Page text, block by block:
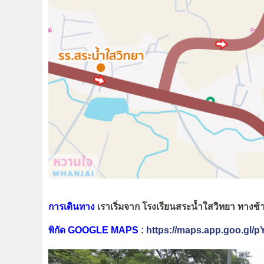
การเดินทาง เราเริ่มจาก โรงเรียนสระน้ำใสวิทยา ทางซ้
พิกัด GOOGLE MAPS : https://maps.app.goo.gl/